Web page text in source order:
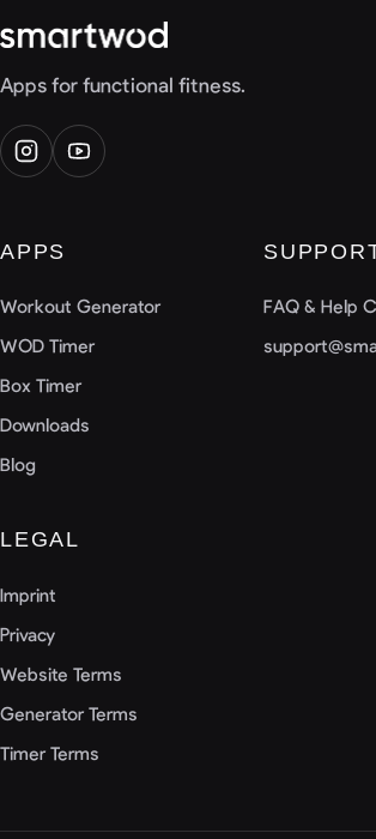
Apps for functional fitness.
APPS
Workout Generator
WOD Timer
Box Timer
Downloads
Blog
FAQ & Help
LEGAL
Imprint
Privacy
Website Terms
Generator Terms
Timer Terms